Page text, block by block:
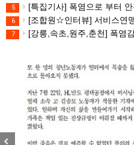
5 [특집기사] 폭염으로 부터
6 [조합원☆인터뷰] 서비스연맹 전국학교
7 [강릉,속초,원주,춘천] 폭염